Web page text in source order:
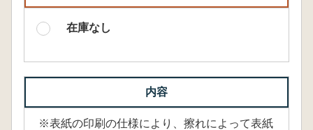
在庫なし
内容
※表紙の印刷の仕様により、擦れによって表紙